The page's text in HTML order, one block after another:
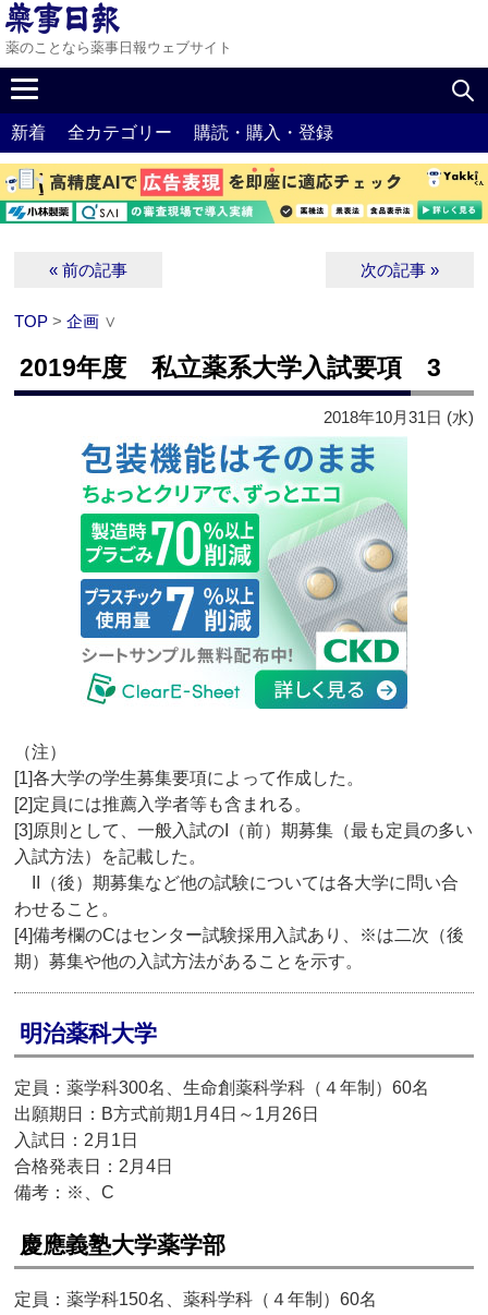
薬のことなら薬事日報ウェブサイト
新着 全カテゴリー 購読・購入・登録
« 前の記事 次の記事 »
TOP >企画 ∨
2019年度 私立薬系大学入試要項 3
2018年10月31日 (水)
（注）
[1]各大学の学生募集要項によって作成した。
[2]定員には推薦入学者等も含まれる。
[3]原則として、一般入試のI（前）期募集（最も定員の多い
入試方法）を記載した。
II（後）期募集など他の試験については各大学に問い合
わせること。
[4]備考欄のCはセンター試験採用入試あり、※は二次（後
期）募集や他の入試方法があることを示す。
明治薬科大学
定員：薬学科300名、生命創薬科学科（４年制）60名
出願期日：B方式前期1月4日～1月26日
入試日：2月1日
合格発表日：2月4日
備考：※、C
慶應義塾大学薬学部
定員：薬学科150名、薬科学科（４年制）60名